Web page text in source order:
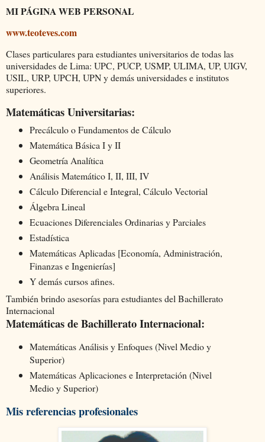
MI PÁGINA WEB PERSONAL
www.teoteves.com
Clases particulares para estudiantes universitarios de todas las
universidades de Lima: UPC, PUCP, USMP, ULIMA, UP, UIGV,
USIL, URP, UPCH, UPN y demás universidades e institutos
superiores.
Matemáticas Universitarias:
Precálculo o Fundamentos de Cálculo
Matemática Básica I y II
Geometría Analítica
Análisis Matemático I, II, III, IV
Cálculo Diferencial e Integral, Cálculo Vectorial
Álgebra Lineal
Ecuaciones Diferenciales Ordinarias y Parciales
Estadística
Matemáticas Aplicadas [Economía, Administración,
Finanzas e Ingenierías]
Y demás cursos afines.
También brindo asesorías para estudiantes del Bachillerato
Internacional
Matemáticas de Bachillerato Internacional:
Matemáticas Análisis y Enfoques (Nivel Medio y
Superior)
Matemáticas Aplicaciones e Interpretación (Nivel
Medio y Superior)
Mis referencias profesionales